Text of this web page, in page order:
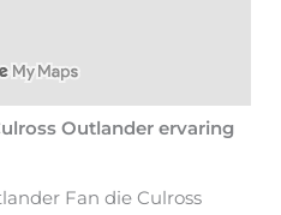
Outlander ervaring
Fan die Culross